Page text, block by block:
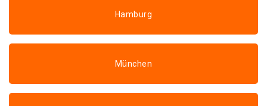
Hamburg
München